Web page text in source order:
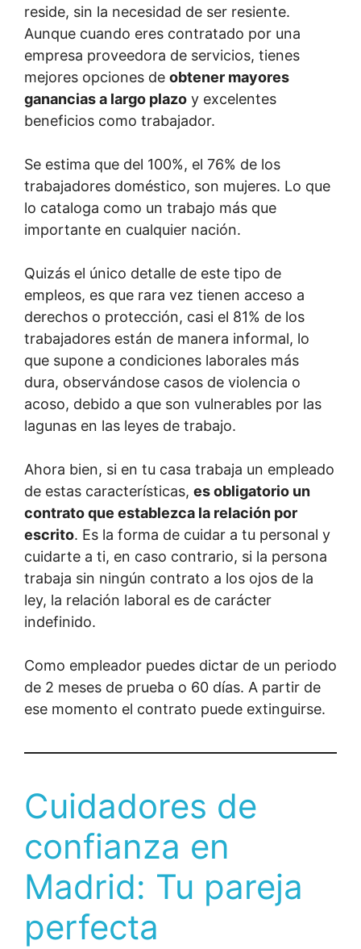
reside, sin la necesidad de ser resiente.
Aunque cuando eres contratado por una
empresa proveedora de servicios, tienes
mejores opciones de obtener mayores
ganancias a largo plazo y excelentes
beneficios como trabajador.
Se estima que del 100%, el 76% de los
trabajadores doméstico, son mujeres. Lo que
lo cataloga como un trabajo más que
importante en cualquier nación.
Quizás el único detalle de este tipo de
empleos, es que rara vez tienen acceso a
derechos o protección, casi el 81% de los
trabajadores están de manera informal, lo
que supone a condiciones laborales más
dura, observándose casos de violencia o
acoso, debido a que son vulnerables por las
lagunas en las leyes de trabajo.
Ahora bien, si en tu casa trabaja un empleado
de estas características, es obligatorio un
contrato que establezca la relación por
escrito. Es la forma de cuidar a tu personal y
cuidarte a ti, en caso contrario, si la persona
trabaja sin ningún contrato a los ojos de la
ley, la relación laboral es de carácter
indefinido.
Como empleador puedes dictar de un periodo
de 2 meses de prueba o 60 días. A partir de
ese momento el contrato puede extinguirse.
Cuidadores de
confianza en
Madrid: Tu pareja
perfecta